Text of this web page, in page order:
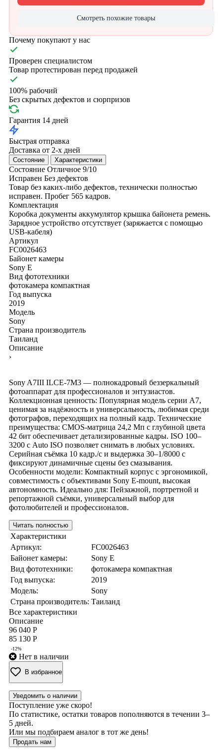
Смотреть похожие товары
Почему покупают у нас
Проверен специалистом
Товар протестирован перед продажей
100% рабочий
Без скрытых дефектов и сюрпризов
Гарантия 14 дней
Быстрая отправка
Доставка от 2-х дней
Состояние Характеристики
Состояние Отличное 9/10
Исправен Без дефектов
Товар без каких-либо дефектов, технически полностью
исправен. Пробег 565 кадров.
Комплектация
Коробка документы аккумулятор крышка байонета ремень.
Зарядное устройство отсутствует (заряжается с помощью
USB-кабеля)
Артикул
FC0026463
Байонет камеры
Sony E
Вид фототехники
фотокамера компактная
Год выпуска
2019
Модель
Sony
Страна производитель
Таиланд
Описание
›
Sony A7III ILCE-7M3 — полнокадровый беззеркальный
фотоаппарат для профессионалов и энтузиастов.
Коллекционная ценность: Популярная модель серии A7,
ценимая за надёжность и универсальность, любимая среди
фотографов, переходящих на полный кадр. Технические
преимущества: CMOS-матрица 24,2 Мп с глубиной цвета
42 бит обеспечивает детализированные кадры. ISO 100–
3200 с Auto ISO позволяет снимать в любых условиях.
Серийная съёмка 10 кадр./с и выдержка 30–1/8000 с
фиксируют динамичные сцены без смазывания.
Особенности модели: Компактный корпус с эргономикой,
совместимость с объективами Sony E-mount, высокая
автономность. Идеально для: Пейзажной, портретной и
репортажной съёмки, универсальный выбор для
фотолюбителей и профессионалов.
Читать полностью
Характеристики
Артикул:
FC0026463
Байонет камеры:
Sony E
Вид фототехники:
фотокамера компактная
Год выпуска:
2019
Модель:
Sony
Страна производитель: Таиланд
Все характеристики
Описание
96 040 Р
85 130 Р
-12%
Нет в наличии
В избранное
Уведомить о наличии
Поступление уже скоро!
По статистике, остатки товаров пополняются в течении 3–
5 дней.
Или мы подбираем аналог в тот же день!
Продать нам